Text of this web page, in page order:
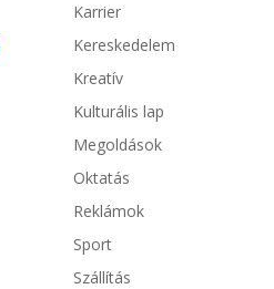
Karrier
Kereskedelem
Kreatív
Kulturális lap
Megoldások
Oktatás
Reklámok
Sport
Szállítás